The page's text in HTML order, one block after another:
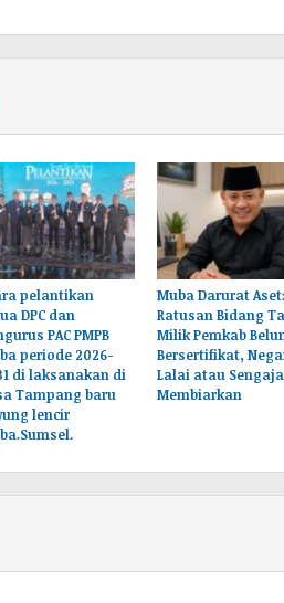
pelantikan
DPC dan
PAC PMPB
periode 2026-
di laksanakan di
Tampang baru
lencir
Muba Darurat Aset:
Ratusan Bidang
Milik Pemkab
Bersertifikat,
Lalai atau Sengaja
Membiarkan